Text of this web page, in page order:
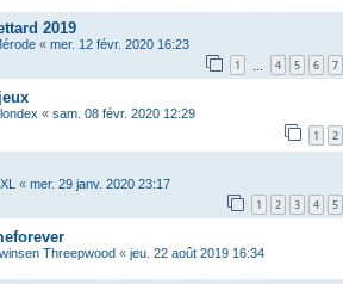
2019
« mer. 12 févr. 2020 16:23
1 4 5 6 7
« sam. 08 févr. 2020 12:29
1 2
« mer. 29 janv. 2020 23:17
1 2 3 4 5
Threepwood « jeu. 22 août 2019 16:34